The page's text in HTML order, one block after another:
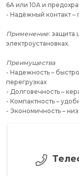
6А или 10А и
- Надёжный контакт
Применение: защита
электроустановках.
Преимущества
- Надежность –
перегрузках
- Долговечность –
- Компактность –
- Экономичность –